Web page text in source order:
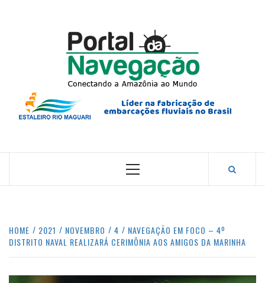
CONECTANDO A AMAZÔNIA COM O MUNDO.
Primary
HOME 2021 NOVEMBRO 4
NAVEGAÇÃO EM FOCO – 4º
DISTRITO NAVAL REALIZARÁ CERIMÔNIA AOS AMIGOS DA MARINHA